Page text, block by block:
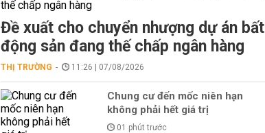
Đề xuất cho chuyển nhượng dự án bất
động sản đang thế chấp ngân hàng
THỊ TRƯỜNG 11:26 | 07/08/2026
Chung cư đến mốc niên hạn
không phải hết giá trị
01 phút trước